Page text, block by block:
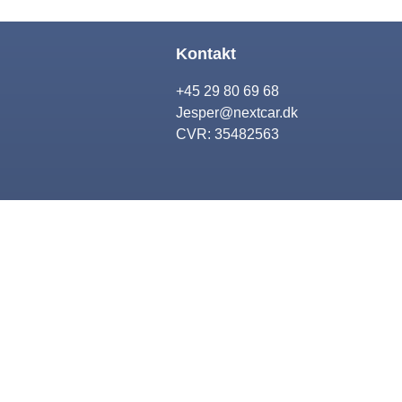
Kontakt
+45 29 80 69 68
Jesper@nextcar.dk
CVR: 35482563